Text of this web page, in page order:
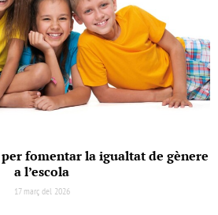
fomentar la igualtat de gènere
a l’escola
17 març del 2026